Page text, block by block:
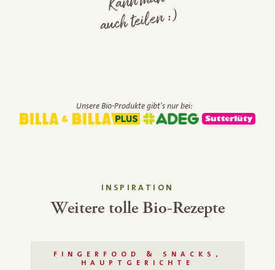
auch teilen :)
Unsere Bio-Produkte gibt's nur bei:
INSPIRATION
Weitere tolle Bio-Rezepte
FINGERFOOD & SNACKS,
HAUPTGERICHTE